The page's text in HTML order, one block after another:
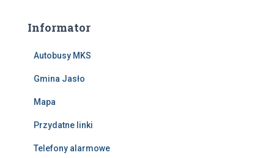
Informator
Autobusy MKS
Gmina Jasło
Mapa
Przydatne linki
Telefony alarmowe